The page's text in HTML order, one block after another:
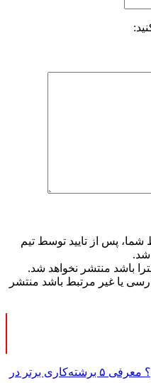
پس از تایید توسط تیم
شد.
باشد منتشر نخواهد شد.
یا غیر مرتبط باشد منتشر